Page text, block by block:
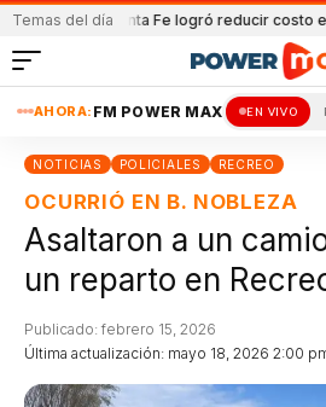
Temas del día
Santa Fe logró reducir costo
AHORA: FM POWER MAX EN VIVO
NOTICIAS POLICIALES RECREO
OCURRIÓ EN B. NOBLEZA
Asaltaron a un
un reparto en
Última actualización: mayo 18, 2026 2:00
Publicado: febrero 15, 2026